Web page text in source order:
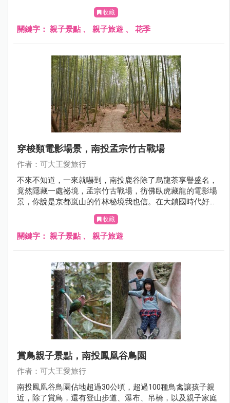
草綠色隧道，優美步道加上寬闊河面又像日本美麗河谷，再
送你一棵油桐花樹，隨著風起，落下浪漫的五月雪，還不來
拍爆！
收藏
關鍵字： 親子景點 、 親子旅遊 、 花季
穿梭類電影場景，南投孟宗竹古戰場
作者：可大王愛旅行
不來不知道，一來就嚇到，南投鹿谷除了烏龍茶享譽盛名，
竟然隱藏一處祕境，孟宗竹古戰場，彷佛臥虎藏龍的電影場
景，你說是京都嵐山的竹林秘境我也信。在大鎖國時代好想
去日本? 來這重溫日本旅行的幸福感吧。
收藏
關鍵字： 親子景點 、 親子旅遊
賞鳥親子景點，南投鳳凰谷鳥園
作者：可大王愛旅行
南投鳳凰谷鳥園佔地超過30公頃，超過100種鳥禽讓孩子親
近，除了賞鳥，還有登山步道、瀑布、吊橋，以及親子家庭